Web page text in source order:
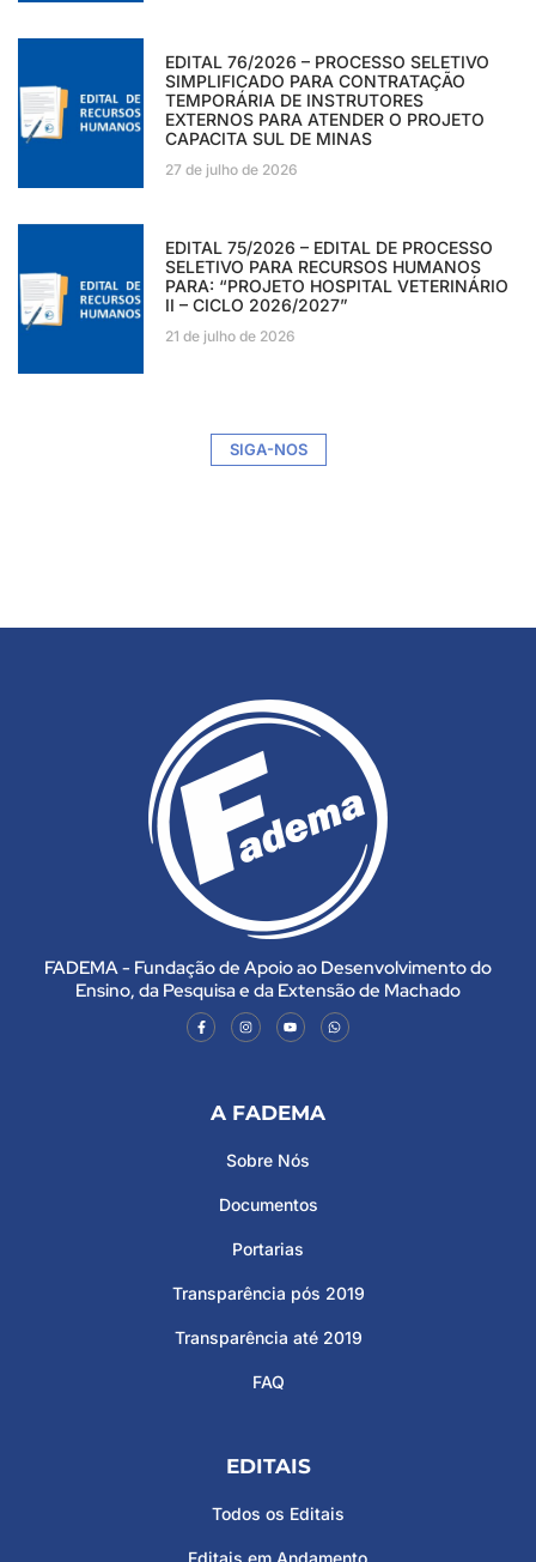
EDITAL 76/2026 – PROCESSO SELETIVO
SIMPLIFICADO PARA CONTRATAÇÃO
TEMPORÁRIA DE INSTRUTORES
EXTERNOS PARA ATENDER O PROJETO
CAPACITA SUL DE MINAS
27 de julho de 2026
EDITAL 75/2026 – EDITAL DE PROCESSO
SELETIVO PARA RECURSOS HUMANOS
PARA: “PROJETO HOSPITAL VETERINÁRIO
II – CICLO 2026/2027”
21 de julho de 2026
SIGA-NOS
FADEMA - Fundação de Apoio ao Desenvolvimento do
Ensino, da Pesquisa e da Extensão de Machado
A FADEMA
Sobre Nós
Documentos
Portarias
Transparência pós 2019
Transparência até 2019
FAQ
EDITAIS
Todos os Editais
Editais em Andamento